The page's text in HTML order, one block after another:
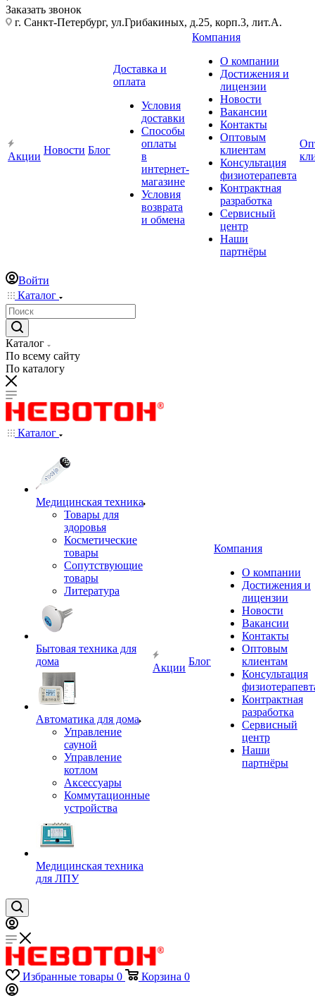
Заказать звонок
г. Санкт-Петербург, ул.Грибакиных, д.25, корп.3, лит.А.
Акции
Новости Блог
Доставка и
оплата
Условия
доставки
Способы
оплаты
в
интернет-
магазине
Условия
возврата
и обмена
Компания
О компании
Достижения и
лицензии
Новости
Вакансии
Контакты
Оптовым
клиентам
Консультация
физиотерапевта
Контрактная
разработка
Сервисный
центр
Наши
партнёры
Войти
Каталог
Каталог
По всему сайту
По каталогу
Каталог
Медицинская техника
Товары для
здоровья
Косметические
товары
Сопутствующие
товары
Литература
Бытовая техника для
дома
Автоматика для дома
Управление
сауной
Управление
котлом
Аксессуары
Коммутационные
устройства
Медицинская техника
для ЛПУ
Акции
Блог
Компания
О компании
Достижения и
лицензии
Новости
Вакансии
Контакты
Оптовым
клиентам
Консультация
Контрактная
разработка
Сервисный
центр
Наши
партнёры
Избранные товары 0 Корзина 0